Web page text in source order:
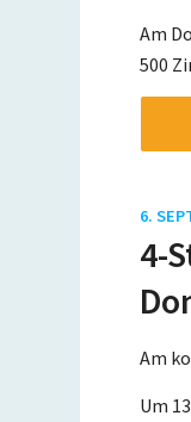
Am
500
6.
4-
Am
Um